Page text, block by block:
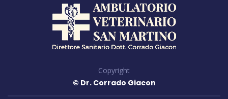
Copyright
© Dr. Corrado Giacon